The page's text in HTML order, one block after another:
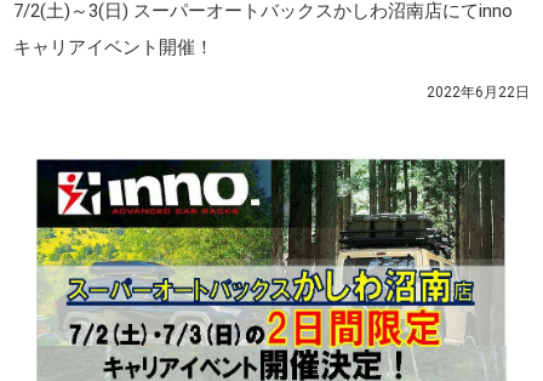
7/2(土)～3(日) スーパーオートバックスかしわ沼南店にてinno
キャリアイベント開催！
2022年6月22日